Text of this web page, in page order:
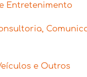
Entretenimento
e Outros